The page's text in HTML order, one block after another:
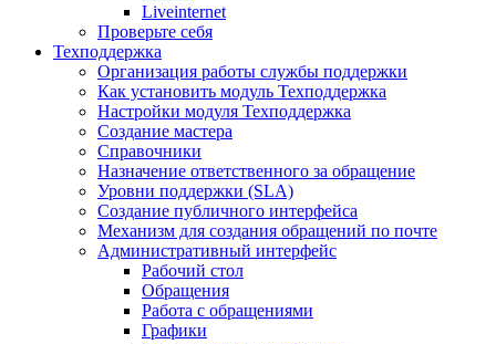
Liveinternet
Проверьте себя
Техподдержка
Организация работы службы поддержки
Как установить модуль Техподдержка
Настройки модуля Техподдержка
Создание мастера
Справочники
Назначение ответственного за обращение
Уровни поддержки (SLA)
Создание публичного интерфейса
Механизм для создания обращений по почте
Административный интерфейс
Рабочий стол
Обращения
Работа с обращениями
Графики